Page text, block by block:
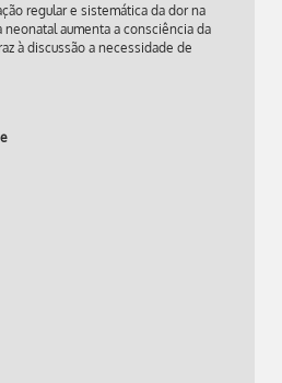
regular e sistemática da dor na
aumenta a consciência da
à discussão a necessidade de